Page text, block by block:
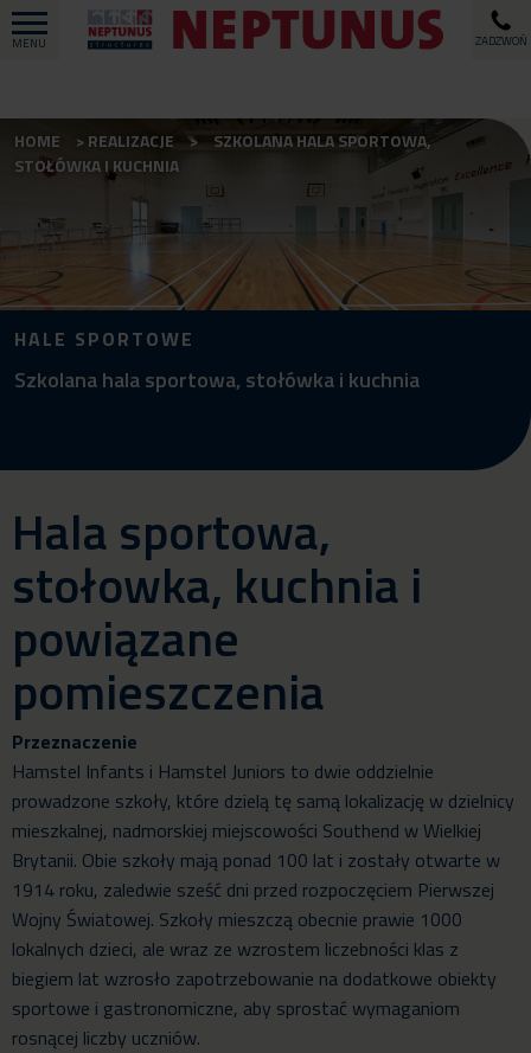
MENU ZADZWOŃ
HOME REALIZACJE
SZKOLANA HALA SPORTOWA,
STOŁÓWKA I KUCHNIA
HALE SPORTOWE
Szkolana hala sportowa, stołówka i kuchnia
Hala sportowa,
stołowka, kuchnia i
powiązane
pomieszczenia
Przeznaczenie
Hamstel Infants i Hamstel Juniors to dwie oddzielnie
prowadzone szkoły, które dzielą tę samą lokalizację w dzielnicy
mieszkalnej, nadmorskiej miejscowości Southend w Wielkiej
Brytanii. Obie szkoły mają ponad 100 lat i zostały otwarte w
1914 roku, zaledwie sześć dni przed rozpoczęciem Pierwszej
Wojny Światowej. Szkoły mieszczą obecnie prawie 1000
lokalnych dzieci, ale wraz ze wzrostem liczebności klas z
biegiem lat wzrosło zapotrzebowanie na dodatkowe obiekty
sportowe i gastronomiczne, aby sprostać wymaganiom
rosnącej liczby uczniów.